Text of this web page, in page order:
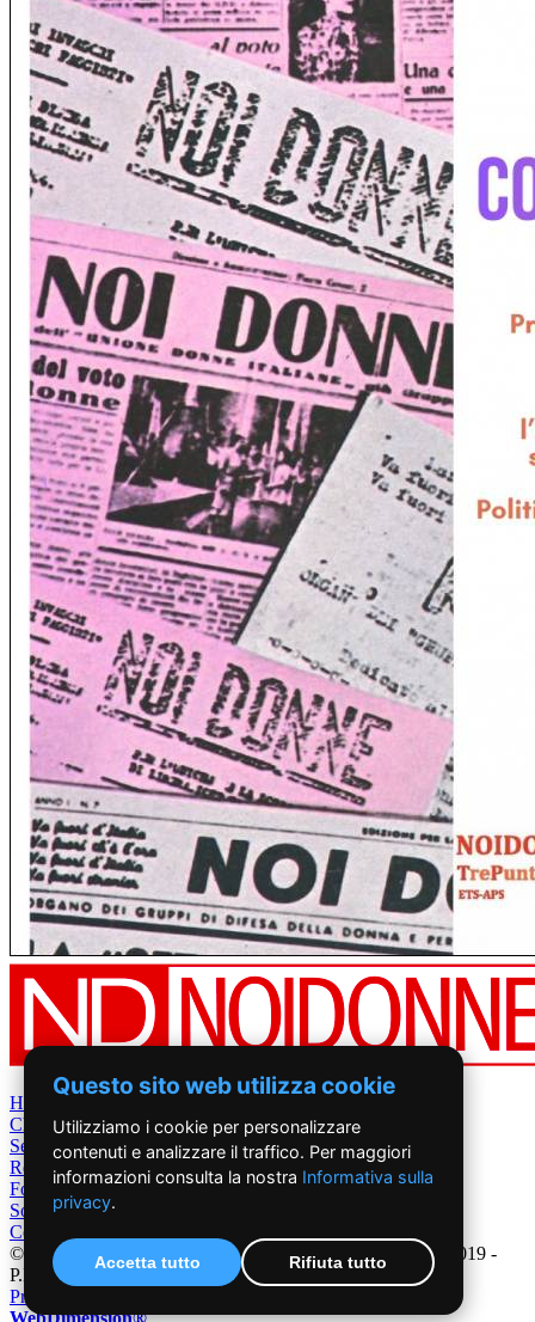
Home
Chi Siamo
Settimanale
Rete News
Foto&Video
Sostienici
Contatti
©2019 - NoiDonne - Iscrizione ROC n.33421 del 23 /09/ 2019 -
P.IVA 00878931005
Privacy Policy
Questo sito web utilizza cookie
Utilizziamo i cookie per personalizzare
contenuti e analizzare il traffico. Per maggiori
informazioni consulta la nostra Informativa sulla
privacy.
Accetta tutto Rifiuta tutto